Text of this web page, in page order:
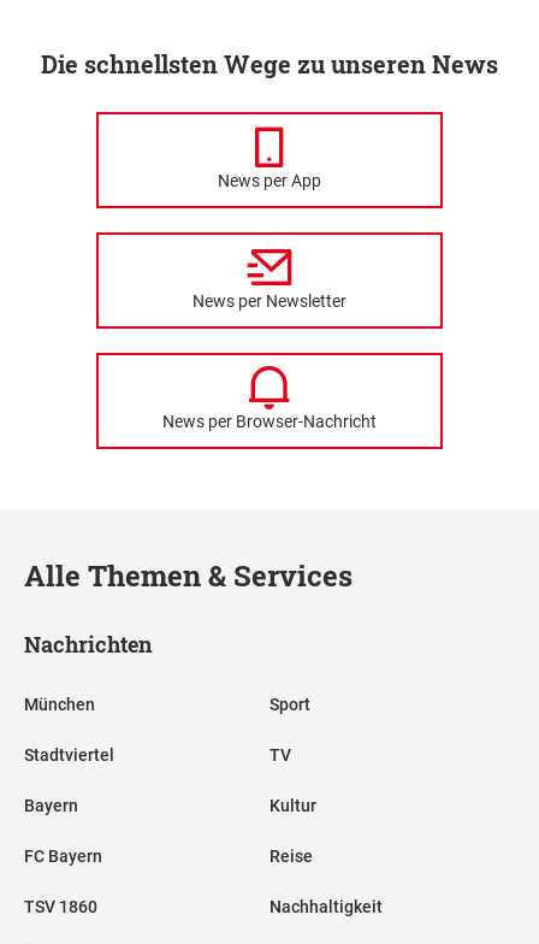
Die schnellsten Wege zu unseren News
News per App
News per Newsletter
News per Browser-Nachricht
Alle Themen & Services
Nachrichten
München
Stadtviertel
Bayern
FC Bayern
TSV 1860
Sport
TV
Kultur
Reise
Nachhaltigkeit